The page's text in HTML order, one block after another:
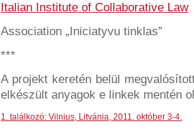
Italian Institute of Collaborative Law
Association „Iniciatyvu tinklas”
***
A projekt keretén belül
elkészült anyagok e linkek mentén
1. találkozó: Vilnius, Litvánia, 2011. október 3-4.